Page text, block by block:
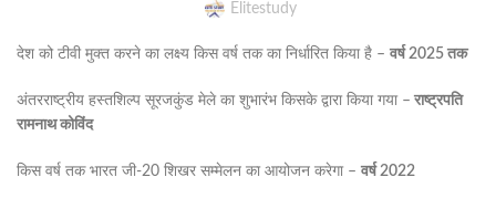
Elitestudy
देश को टीवी मुक्त करने का लक्ष्य किस वर्ष तक का निर्धारित किया है – वर्ष 2025 तक
अंतरराष्ट्रीय हस्तशिल्प सूरजकुंड मेले का शुभारंभ किसके द्वारा किया गया – राष्ट्रपति
रामनाथ कोविंद
किस वर्ष तक भारत जी-20 शिखर सम्मेलन का आयोजन करेगा – वर्ष 2022